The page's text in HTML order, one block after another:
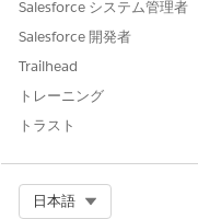
上記のような状況で
コードがあり、
トリガの処理が実行
データがすべてロー
ド(同じバッチに含ま
ナレッジ記事番号
Salesforce システム管理者
Salesforce 開発者
Trailhead
トレーニング
トラスト
日本語